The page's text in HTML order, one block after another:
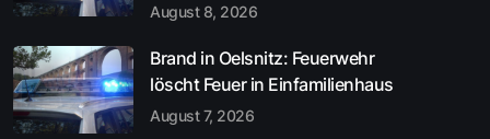
August 8, 2026
Brand in Oelsnitz: Feuerwehr
löscht Feuer in Einfamilienhaus
August 7, 2026